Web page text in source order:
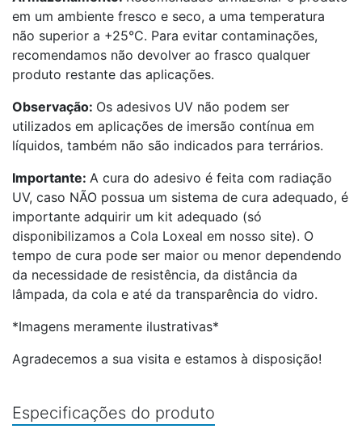
em um ambiente fresco e seco, a uma temperatura
não superior a +25°C. Para evitar contaminações,
recomendamos não devolver ao frasco qualquer
produto restante das aplicações.
Observação: Os adesivos UV não podem ser
utilizados em aplicações de imersão contínua em
líquidos, também não são indicados para terrários.
Importante: A cura do adesivo é feita com radiação
UV, caso NÃO possua um sistema de cura adequado, é
importante adquirir um kit adequado (só
disponibilizamos a Cola Loxeal em nosso site). O
tempo de cura pode ser maior ou menor dependendo
da necessidade de resistência, da distância da
lâmpada, da cola e até da transparência do vidro.
*Imagens meramente ilustrativas*
Agradecemos a sua visita e estamos à disposição!
Especificações do produto